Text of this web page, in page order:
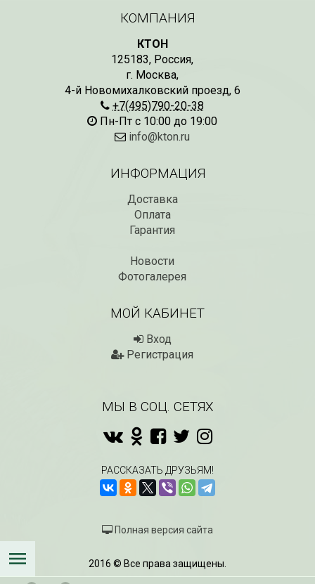
КОМПАНИЯ
КТОН
125183, Россия,
г. Москва,
4-й Новомихалковский проезд, 6
+7(495)790-20-38
Пн-Пт с 10:00 до 19:00
info@kton.ru
ИНФОРМАЦИЯ
Доставка
Оплата
Гарантия
Новости
Фотогалерея
МОЙ КАБИНЕТ
Вход
Регистрация
МЫ В СОЦ. СЕТЯХ
РАССКАЗАТЬ ДРУЗЬЯМ!
Полная версия сайта
2016 © Все права защищены.